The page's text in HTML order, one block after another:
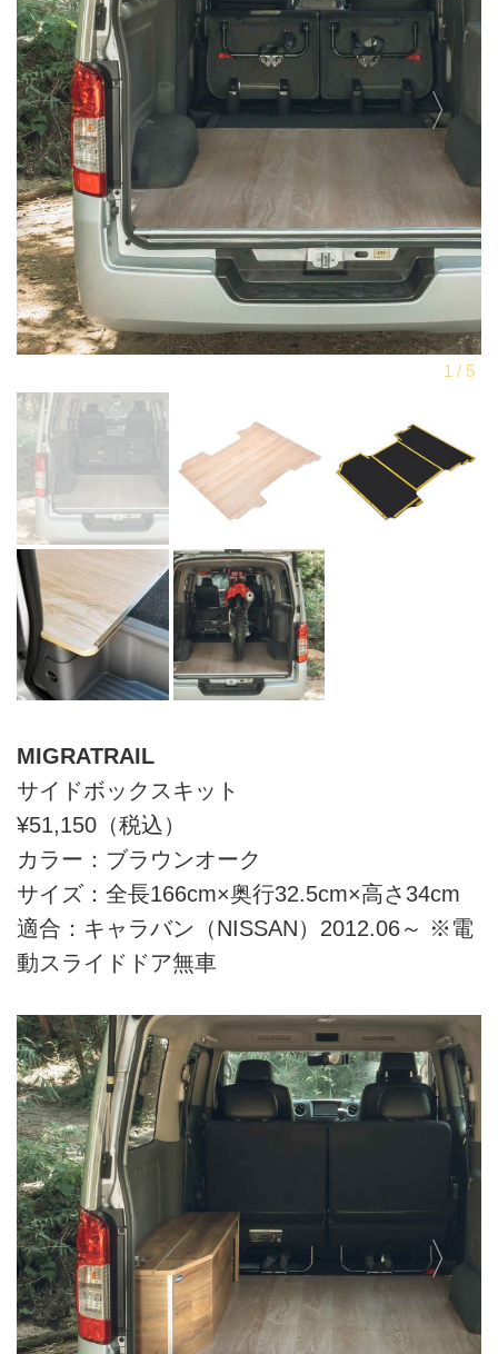
MIGRATRAIL
サイドボックスキット
¥51,150（税込）
カラー：ブラウンオーク
サイズ：全長166cm×奥行32.5cm×高さ34cm
適合：キャラバン（NISSAN）2012.06～ ※電
動スライドドア無車